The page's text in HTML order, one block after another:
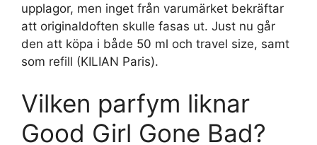
upplagor, men inget från varumärket bekräftar
att originaldoften skulle fasas ut. Just nu går
den att köpa i både 50 ml och travel size, samt
som refill (KILIAN Paris).
Vilken parfym liknar
Good Girl Gone Bad?